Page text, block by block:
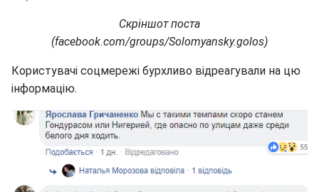
Скріншот поста
(facebook.com/groups/Solomyansky.golos)
Користувачі соцмережі бурхливо відреагували на цю
інформацію.